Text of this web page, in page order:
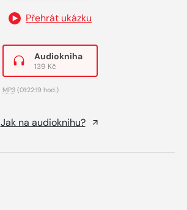
Přehrát ukázku
Audiokniha
139 Kč
MP3 (01:22:19 hod.)
Jak na audioknihu?